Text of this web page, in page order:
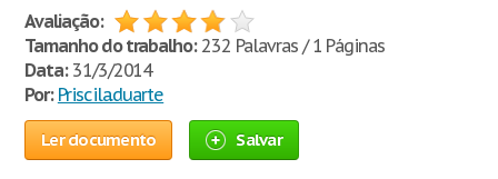
Avaliação:
Tamanho do trabalho:232 Palavras / 1 Páginas
Data:31/3/2014
Por: Priscila.duarte
Ler documento Salvar